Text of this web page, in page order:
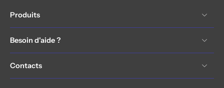
Produits
Besoin d'aide ?
Contacts